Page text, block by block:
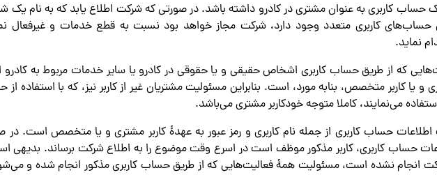
یک حساب کاربری به عنوان مشتری در کادرو داشته باشد. در صورتی که شرکت اطلاع یابد که به نام
حساب‌های کاربری متعدد وجود دارد، شرکت مجاز خواهد بود نسبت به قطع خدمات و غیرفعال
نماید.
که از طریق حساب کاربری اشخاص حقیقی و یا حقوقی در کادرو یا سایر خدمات مربوط به کادرو
یا کاربر متخصص، بنابه مورد، است. بنابراین مسئولیت مشتریان غیر از کاربر نیز، که با استفاده
می‌نمایند، کاملا متوجه خودکاربر مشتری می‌باشد.
اطلاعات حساب کاربری از جمله نام کاربری و رمز عبور به عهدۀ کاربر مشتری و یا متخصص است.
حساب کاربری، کاربر مذکور موظف است در اسرع وقت موضوع را به اطلاع شرکت برساند. بدیهی
انجام نشده است، مسئولیت همۀ فعالیت‌هایی که از طریق حساب کاربری مذکور انجام شده و